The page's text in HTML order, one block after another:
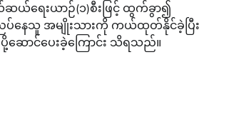
ယ်ရေးယာဉ်(၁)စီးဖြင့် ထွက်ခွာ၍
ညပ်နေသူ အမျိုးသားကို ကယ်ထုတ်နိုင်ခဲ့ပြီး
ောင်ပေးခဲ့ကြောင်း သိရသည်။